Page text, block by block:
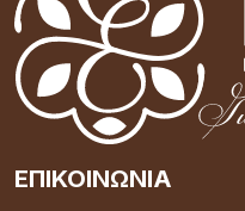
ΕΠΙΚΟΙΝΩΝΊΑ